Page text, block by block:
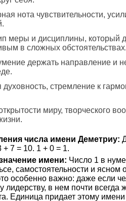
нота чувствительности,
меры и дисциплины, который
в сложных обстоятельствах.
держать направление и
духовность, стремление к
миру, творческого
числа имени Деметриу:
7 = 10. 1 + 0 = 1.
имени: Число 1 в
самостоятельности и ясном
особенно важно: даже если
лидерству, в нем почти всегда
Единица придает этому